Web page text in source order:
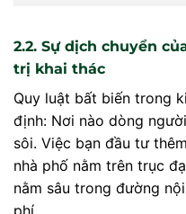
2.2. Sự dịch chuyển
trị khai thác
Quy luật bất biến trong
định: Nơi nào dòng
sôi. Việc bạn đầu tư
nhà phố nằm trên trục
nằm sâu trong đường
phí.